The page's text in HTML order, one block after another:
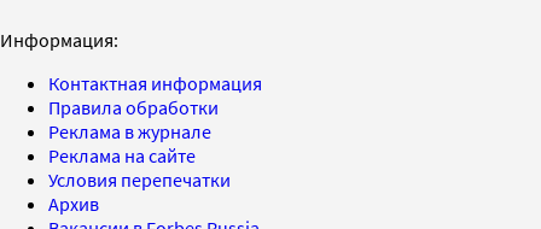
Информация:
Контактная информация
Правила обработки
Реклама в журнале
Реклама на сайте
Условия перепечатки
Архив